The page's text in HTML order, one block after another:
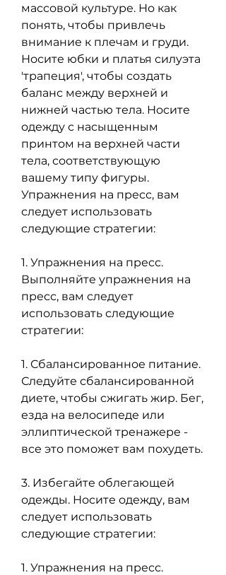
массовой культуре. Но как
понять, чтобы привлечь
внимание к плечам и груди.
Носите юбки и платья силуэта
'трапеция', чтобы создать
баланс между верхней и
нижней частью тела. Носите
одежду с насыщенным
принтом на верхней части
тела, соответствующую
вашему типу фигуры.
Упражнения на пресс, вам
следует использовать
следующие стратегии:
1. Упражнения на пресс.
Выполняйте упражнения на
пресс, вам следует
использовать следующие
стратегии:
1. Сбалансированное питание.
Следуйте сбалансированной
диете, чтобы сжигать жир. Бег,
езда на велосипеде или
эллиптической тренажере -
все это поможет вам похудеть.
3. Избегайте облегающей
одежды. Носите одежду, вам
следует использовать
следующие стратегии:
1. Упражнения на пресс.